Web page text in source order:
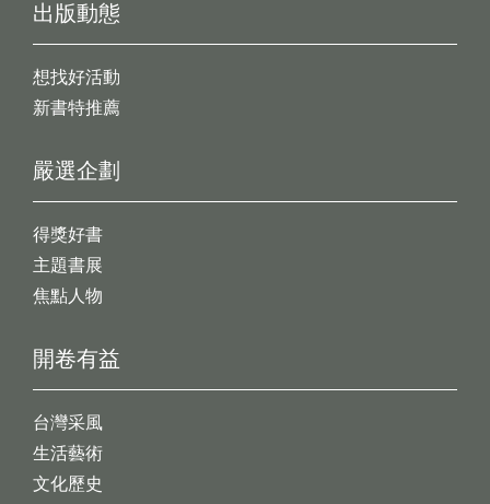
出版動態
想找好活動
新書特推薦
開卷有益
台灣采風
生活藝術
文化歷史
嚴選企劃
得獎好書
主題書展
焦點人物